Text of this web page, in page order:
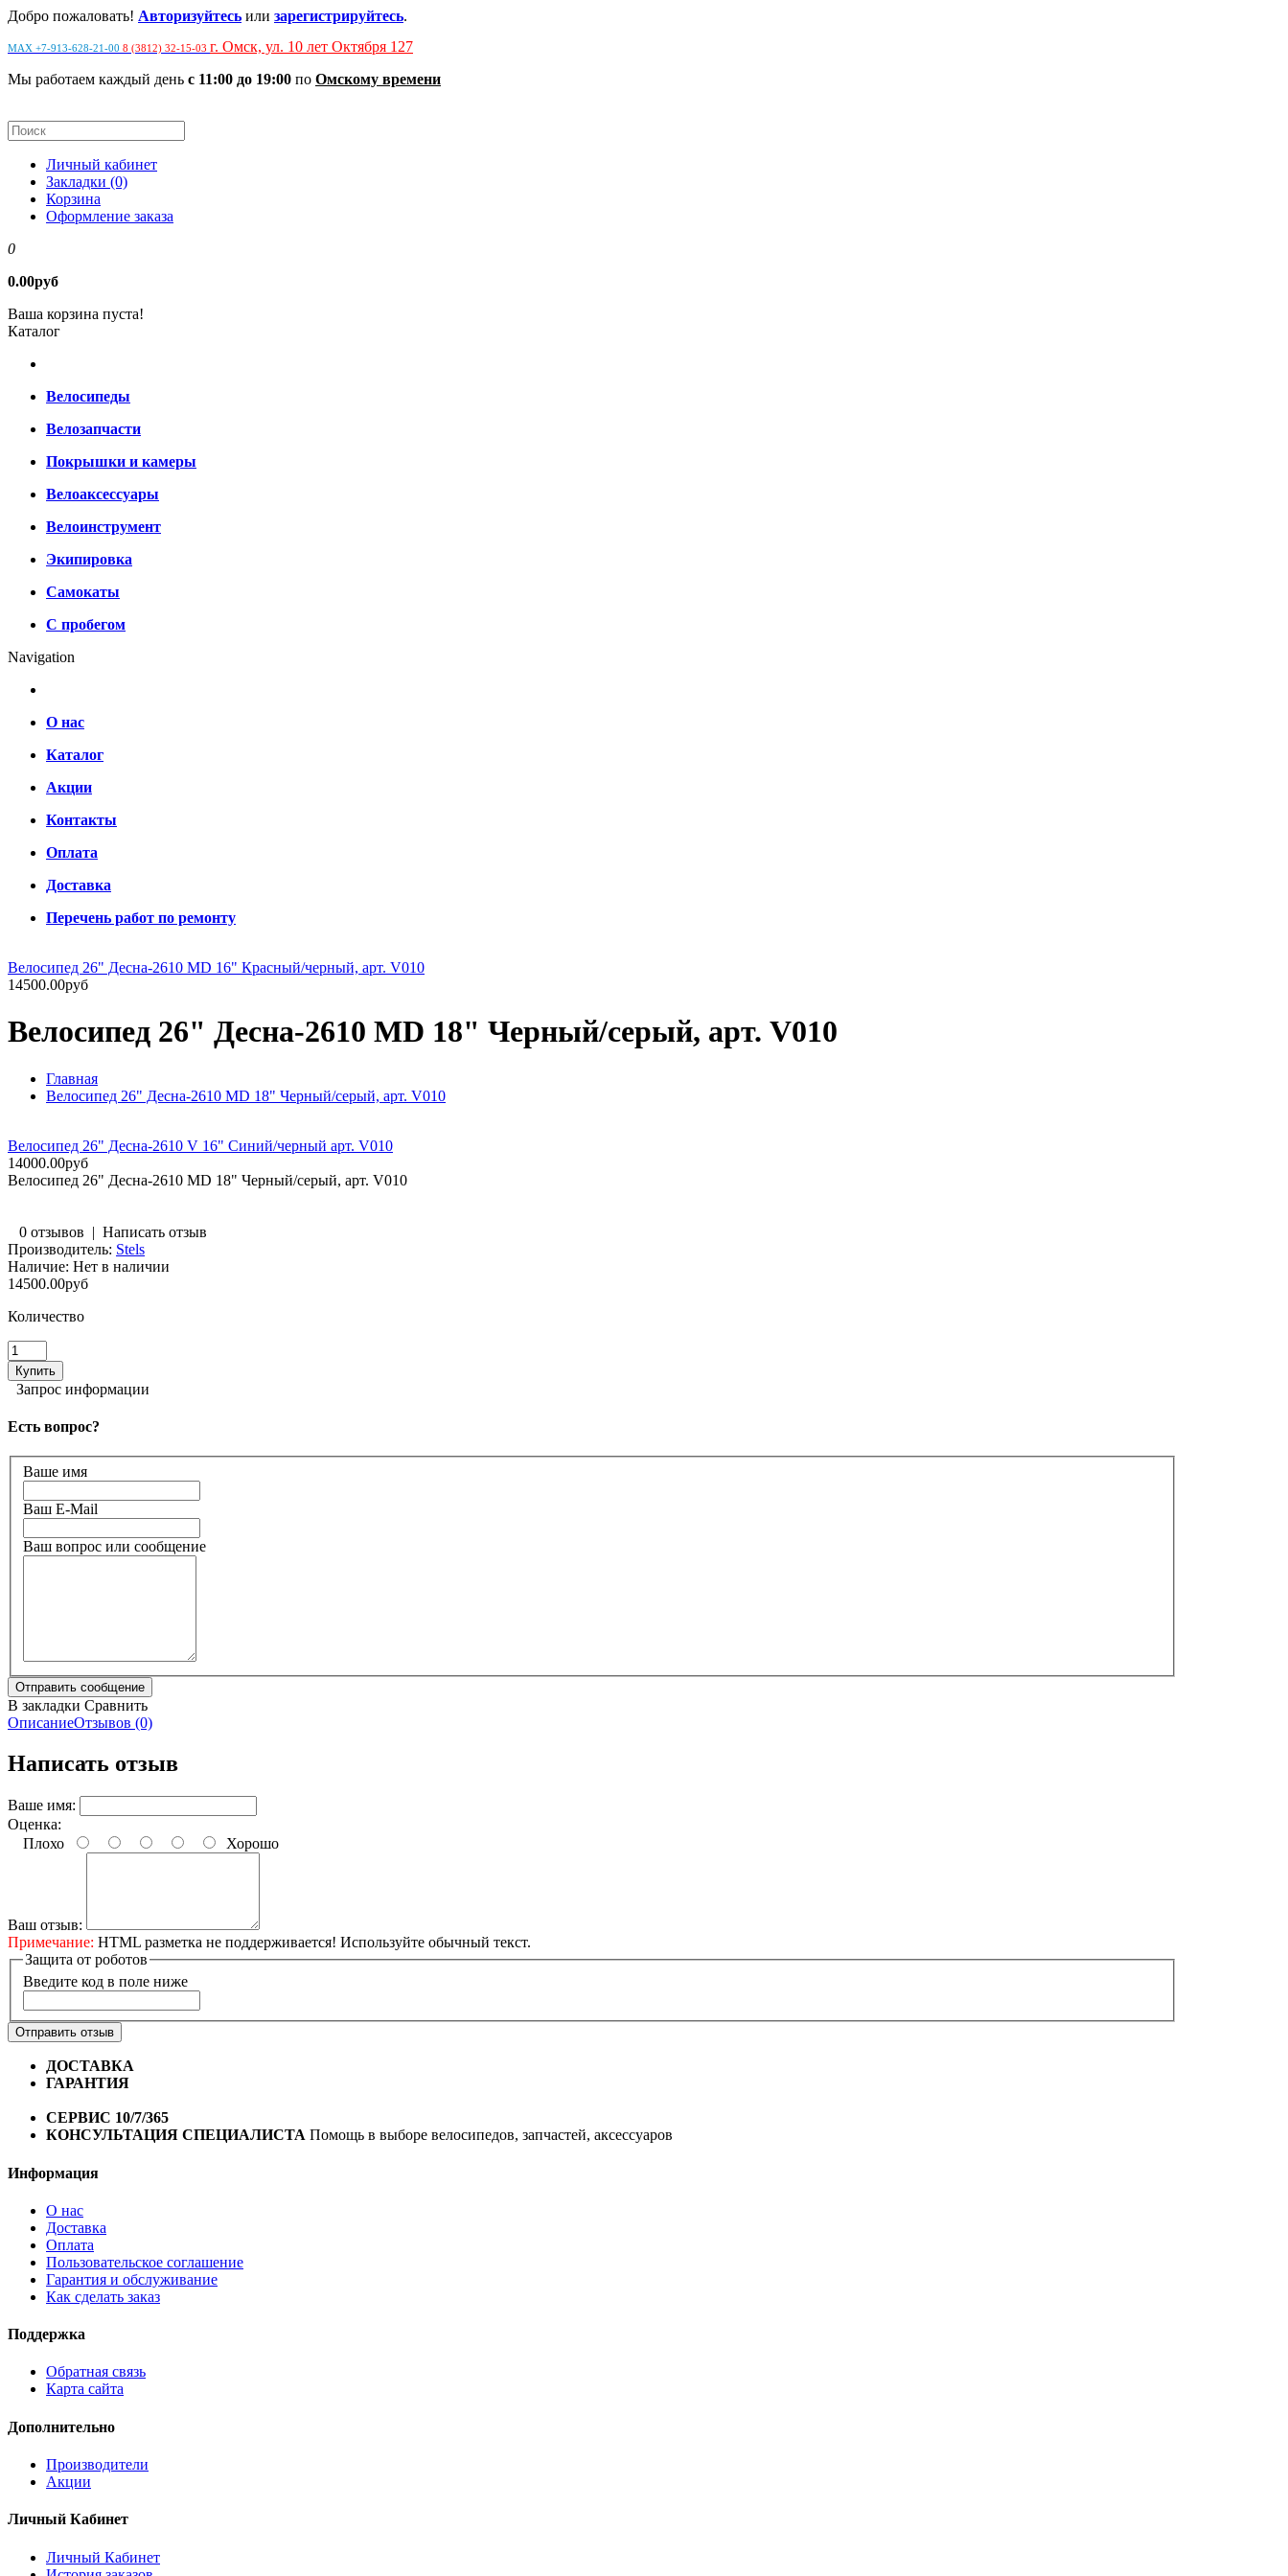
Добро пожаловать! Авторизуйтесь или зарегистрируйтесь.
MAX +7-913-628-21-00 8 (3812) 32-15-03 г. Омск, ул. 10 лет Октября 127
Мы работаем каждый день с 11:00 до 19:00 по Омскому времени
Личный кабинет
Закладки (0)
Корзина
Оформление заказа
0
0.00руб
Ваша корзина пуста!
Каталог
Велосипеды
Велозапчасти
Покрышки и камеры
Велоаксессуары
Велоинструмент
Экипировка
Самокаты
С пробегом
Navigation
О нас
Каталог
Акции
Контакты
Оплата
Доставка
Перечень работ по ремонту
Велосипед 26" Десна-2610 MD 16" Красный/черный, арт. V010
14500.00руб
Велосипед 26" Десна-2610 MD 18" Черный/серый, арт. V010
Главная
Велосипед 26" Десна-2610 MD 18" Черный/серый, арт. V010
Велосипед 26" Десна-2610 V 16" Синий/черный арт. V010
14000.00руб
Велосипед 26" Десна-2610 MD 18" Черный/серый, арт. V010
0 отзывов | Написать отзыв
Производитель: Stels
Наличие: Нет в наличии
14500.00руб
Количество
Запрос информации
Есть вопрос?
Ваше имя
Ваш E-Mail
Ваш вопрос или сообщение
В закладки Сравнить
ОписаниеОтзывов (0)
Написать отзыв
Ваше имя:
Оценка:
Плохо
Хорошо
Ваш отзыв:
Примечание: HTML разметка не поддерживается! Используйте обычный текст.
Защита от роботов
Введите код в поле ниже
Отправить отзыв
ДОСТАВКА
ГАРАНТИЯ
СЕРВИС 10/7/365
КОНСУЛЬТАЦИЯ СПЕЦИАЛИСТА Помощь в выборе велосипедов, запчастей, аксессуаров
Информация
О нас
Доставка
Оплата
Пользовательское соглашение
Гарантия и обслуживание
Как сделать заказ
Поддержка
Обратная связь
Карта сайта
Дополнительно
Производители
Акции
Личный Кабинет
Личный Кабинет